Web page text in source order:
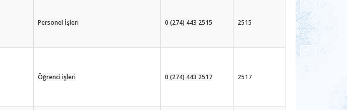
Personel İşleri 0 (274) 443 2515 2515
Öğrenci işleri 0 (274) 443 2517 2517